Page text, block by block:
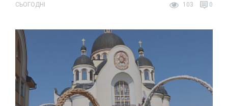
СЬОГОДНІ 103 0